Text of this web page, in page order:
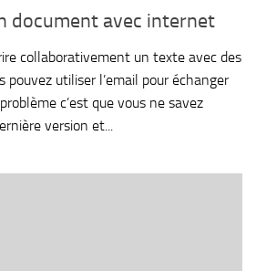
document avec internet
collaborativement un texte avec des
pouvez utiliser l’email pour échanger
c’est que vous ne savez
version et...